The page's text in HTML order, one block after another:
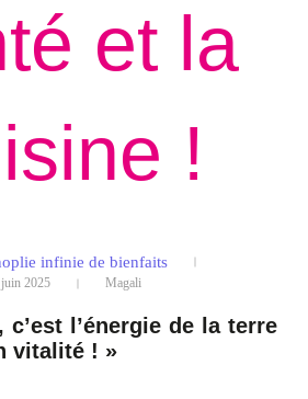
et la
!
infinie de bienfaits
2025 Magali
c’est l’énergie de la terre
vitalité ! »